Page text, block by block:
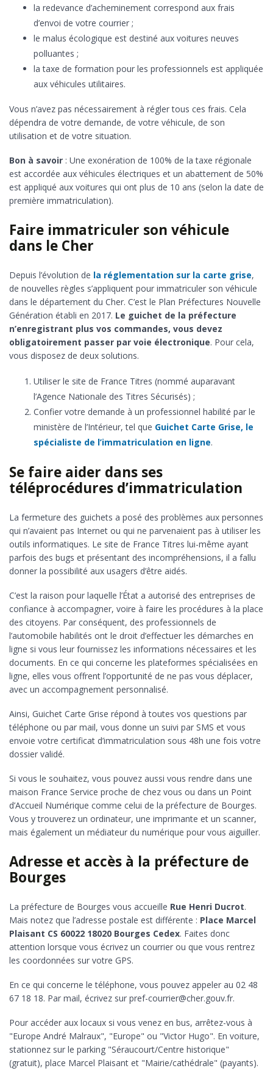
la redevance d’acheminement correspond aux frais
d’envoi de votre courrier ;
le malus écologique est destiné aux voitures neuves
polluantes ;
la taxe de formation pour les professionnels est appliquée
aux véhicules utilitaires.
Vous n’avez pas nécessairement à régler tous ces frais. Cela
dépendra de votre demande, de votre véhicule, de son
utilisation et de votre situation.
Bon à savoir : Une exonération de 100% de la taxe régionale
est accordée aux véhicules électriques et un abattement de 50%
est appliqué aux voitures qui ont plus de 10 ans (selon la date de
première immatriculation).
Faire immatriculer son véhicule
dans le Cher
Depuis l’évolution de la réglementation sur la carte grise,
de nouvelles règles s’appliquent pour immatriculer son véhicule
dans le département du Cher. C’est le Plan Préfectures Nouvelle
Génération établi en 2017. Le guichet de la préfecture
n’enregistrant plus vos commandes, vous devez
obligatoirement passer par voie électronique. Pour cela,
vous disposez de deux solutions.
Utiliser le site de France Titres (nommé auparavant
l’Agence Nationale des Titres Sécurisés) ;
Confier votre demande à un professionnel habilité par le
ministère de l’Intérieur, tel que Guichet Carte Grise, le
spécialiste de l’immatriculation en ligne.
Se faire aider dans ses
téléprocédures d’immatriculation
La fermeture des guichets a posé des problèmes aux personnes
qui n’avaient pas Internet ou qui ne parvenaient pas à utiliser les
outils informatiques. Le site de France Titres lui-même ayant
parfois des bugs et présentant des incompréhensions, il a fallu
donner la possibilité aux usagers d’être aidés.
C’est la raison pour laquelle l’État a autorisé des entreprises de
confiance à accompagner, voire à faire les procédures à la place
des citoyens. Par conséquent, des professionnels de
l’automobile habilités ont le droit d’effectuer les démarches en
ligne si vous leur fournissez les informations nécessaires et les
documents. En ce qui concerne les plateformes spécialisées en
ligne, elles vous offrent l’opportunité de ne pas vous déplacer,
avec un accompagnement personnalisé.
Ainsi, Guichet Carte Grise répond à toutes vos questions par
téléphone ou par mail, vous donne un suivi par SMS et vous
envoie votre certificat d’immatriculation sous 48h une fois votre
dossier validé.
Si vous le souhaitez, vous pouvez aussi vous rendre dans une
maison France Service proche de chez vous ou dans un Point
d’Accueil Numérique comme celui de la préfecture de Bourges.
Vous y trouverez un ordinateur, une imprimante et un scanner,
mais également un médiateur du numérique pour vous aiguiller.
Adresse et accès à la préfecture de
Bourges
La préfecture de Bourges vous accueille Rue Henri Ducrot.
Mais notez que l’adresse postale est différente : Place Marcel
Plaisant CS 60022 18020 Bourges Cedex. Faites donc
attention lorsque vous écrivez un courrier ou que vous rentrez
les coordonnées sur votre GPS.
En ce qui concerne le téléphone, vous pouvez appeler au 02 48
67 18 18. Par mail, écrivez sur pref-courrier@cher.gouv.fr.
Pour accéder aux locaux si vous venez en bus, arrêtez-vous à
"Europe André Malraux", "Europe" ou "Victor Hugo". En voiture,
stationnez sur le parking "Séraucourt/Centre historique"
(gratuit), place Marcel Plaisant et "Mairie/cathédrale" (payants).